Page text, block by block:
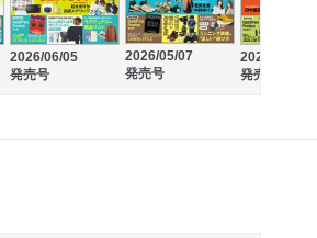
2026/06/05
発売号
2026/05/07
発売号
2026/04/06
発売号